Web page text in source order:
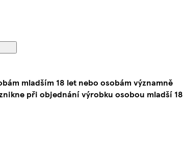
mladším 18 let nebo osobám významně
při objednání výrobku osobou mladší 18